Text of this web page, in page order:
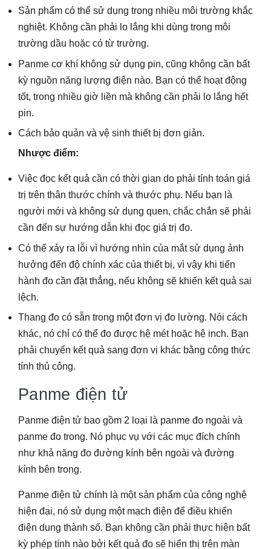
Sản phẩm có thể sử dụng trong nhiều môi trường khắc
nghiệt. Không cần phải lo lắng khi dùng trong môi
trường dầu hoặc có từ trường.
Panme cơ khí không sử dụng pin, cũng không cần bất
kỳ nguồn năng lượng điện nào. Bạn có thể hoạt động
tốt, trong nhiều giờ liền mà không cần phải lo lắng hết
pin.
Cách bảo quản và vệ sinh thiết bị đơn giản.
Nhược điểm:
Việc đọc kết quả cần có thời gian do phải tính toán giá
trị trên thân thước chính và thước phụ. Nếu bạn là
người mới và không sử dụng quen, chắc chắn sẽ phải
cần đến sự hướng dẫn khi đọc giá trị đo.
Có thể xảy ra lỗi vì hướng nhìn của mắt sử dụng ảnh
hưởng đến độ chính xác của thiết bị, vì vậy khi tiến
hành đo cần đặt thẳng, nếu không sẽ khiến kết quả sai
lệch.
Thang đo có sẵn trong một đơn vị đo lường. Nói cách
khác, nó chỉ có thể đo được hệ mét hoặc hệ inch. Bạn
phải chuyển kết quả sang đơn vị khác bằng công thức
tính thủ công.
Panme điện tử
Panme điện tử bao gồm 2 loại là panme đo ngoài và
panme đo trong. Nó phục vụ với các mục đích chính
như khả năng đo đường kính bên ngoài và đường
kính bên trong.
Panme điện tử chính là một sản phẩm của công nghệ
hiện đại, nó sử dụng một mạch điện để điều khiển
điện dung thành số. Bạn không cần phải thực hiện bất
kỳ phép tính nào bởi kết quả đo sẽ hiển thị trên màn